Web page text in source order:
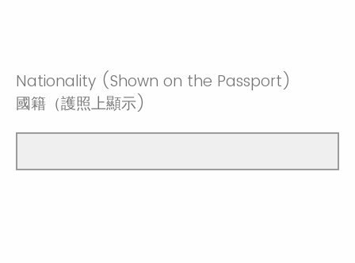
Nationality (Shown on the Passport)
國籍（護照上顯示)